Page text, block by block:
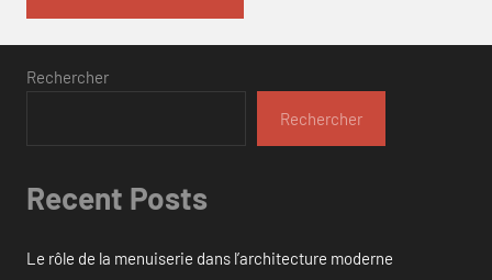
Rechercher
Rechercher
Recent Posts
Le rôle de la menuiserie dans l’architecture moderne